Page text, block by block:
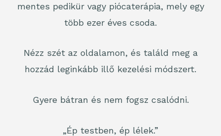
mentes pedikür vagy piócaterápia, mely egy
több ezer éves csoda.
Nézz szét az oldalamon, és találd meg a
hozzád leginkább illő kezelési módszert.
Gyere bátran és nem fogsz csalódni.
„Ép testben, ép lélek.”